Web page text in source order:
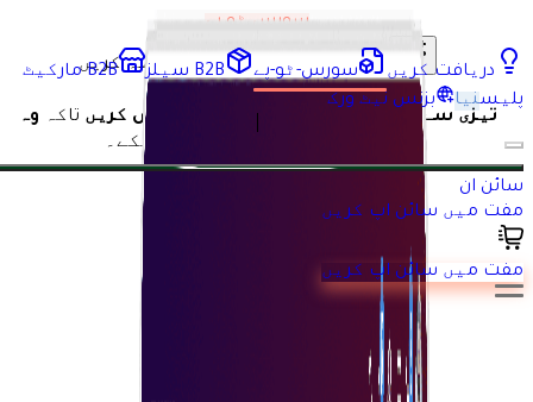
دریافت کریں سورس-ٹو-پے B2B سیلز
B2B مارکیٹ
پلیسنیا بزنس نیٹ ورک
سائن ان
مفت میں سائن اپ کریں
مفت میں سائن اپ کریں
سورس ٹو پے
مارکیٹ پلیس
تیزی سےاپنی کمپنی کی تمام ضروریات تلاش کریںتاکہ وہ
حاصل کر سکے۔
مارکیٹ پلیس کا دورہ کریں
ایک مارکیٹ پلیس متعدد فوائد فراہم کرتا ہے، جن میں خریداروں
اور فروخت کنندگان کے لیے بڑھتی ہوئی رسائی شامل ہے، اور ایسی
مسابقت کو فروغ دیتا ہے جو اکثر بہتر قیمتوں کا باعث بنتی ہے۔
یہ متنوع مصنوعات اور خدمات کے لیے ایک مرکزی پلیٹ فارم فراہم